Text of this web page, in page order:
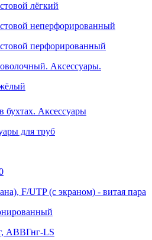
лёгкий
неперфорированный
перфорированный
Аксессуары.
бухтах. Аксессуары
для труб
F/UTP (с экраном) - витая пара
АВВГнг-LS